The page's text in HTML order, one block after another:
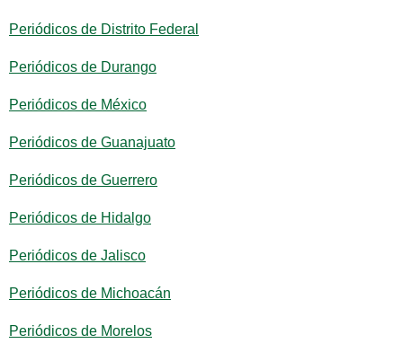
Periódicos de Distrito Federal
Periódicos de Durango
Periódicos de México
Periódicos de Guanajuato
Periódicos de Guerrero
Periódicos de Hidalgo
Periódicos de Jalisco
Periódicos de Michoacán
Periódicos de Morelos